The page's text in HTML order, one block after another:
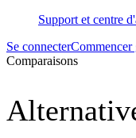
Support et centre
Se connecterCommencer
Comparaisons